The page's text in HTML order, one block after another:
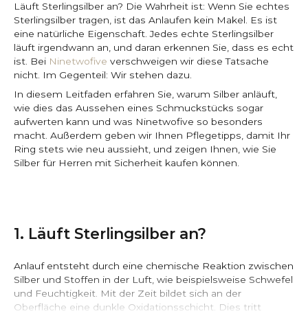
Läuft Sterlingsilber an? Die Wahrheit ist: Wenn Sie echtes
Sterlingsilber tragen, ist das Anlaufen kein Makel. Es ist
eine natürliche Eigenschaft. Jedes echte Sterlingsilber
läuft irgendwann an, und daran erkennen Sie, dass es echt
ist. Bei Ninetwofive verschweigen wir diese Tatsache
nicht. Im Gegenteil: Wir stehen dazu.
In diesem Leitfaden erfahren Sie, warum Silber anläuft,
wie dies das Aussehen eines Schmuckstücks sogar
aufwerten kann und was Ninetwofive so besonders
macht. Außerdem geben wir Ihnen Pflegetipps, damit Ihr
Ring stets wie neu aussieht, und zeigen Ihnen, wie Sie
Silber für Herren mit Sicherheit kaufen können.
1. Läuft Sterlingsilber an?
Anlauf entsteht durch eine chemische Reaktion zwischen
Silber und Stoffen in der Luft, wie beispielsweise Schwefel
und Feuchtigkeit. Mit der Zeit bildet sich an der
Oberfläche eine dunkle Oxidationsschicht. Dies tritt